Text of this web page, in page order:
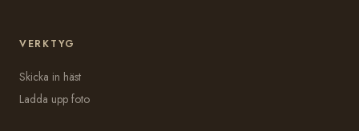
VERKTYG
Skicka in häst
Ladda upp foto